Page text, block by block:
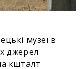
музеї в
джерел
кшталт